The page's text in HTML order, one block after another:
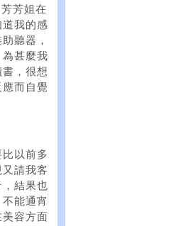
芳姐在
我的感
聽器，
甚麼我
，很想
而自覺
以前多
請我客
結果也
能通宵
容方面